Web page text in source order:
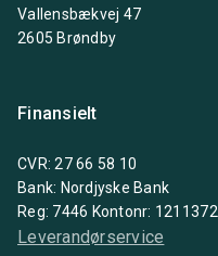
Vallensbækvej 47
2605 Brøndby
Finansielt
CVR: 27 66 58 10
Bank: Nordjyske Bank
Reg: 7446 Kontonr: 1211372
Leverandørservice